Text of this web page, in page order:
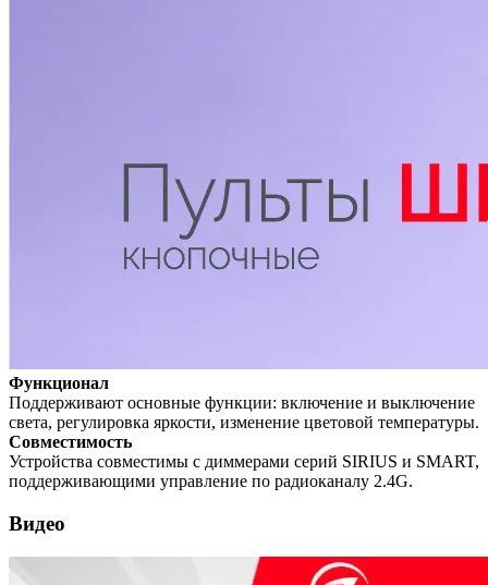
Функционал
Поддерживают основные функции: включение и выключение
света, регулировка яркости, изменение цветовой температуры.
Совместимость
Устройства совместимы с диммерами серий SIRIUS и SMART,
поддерживающими управление по радиоканалу 2.4G.
Видео